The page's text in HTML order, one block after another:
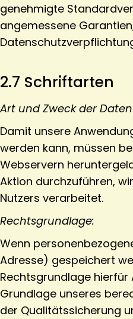
genehmigte
angemessene
2.7 Schriftarten
Art und Zweck der
Damit unsere
werden kann, müssen
Webservern
Aktion durchzuführen,
Nutzers verarbeitet.
Rechtsgrundlage:
Wenn
Adresse) gespeichert
Rechtsgrundlage hierfür
Grundlage unseres
der Qualitätssicherung